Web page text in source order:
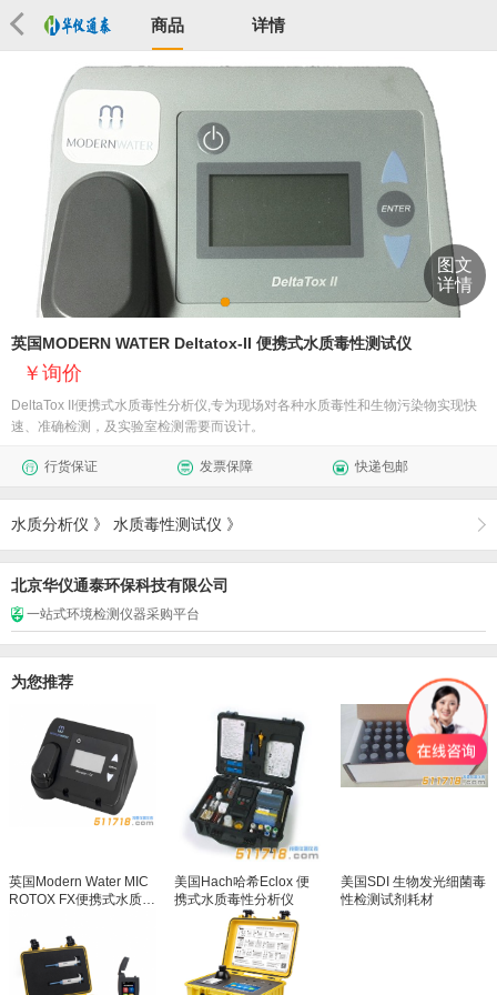
商品 详情
图文
详情
英国MODERN WATER Deltatox-II 便携式水质毒性测试仪
询价
DeltaTox II便携式水质毒性分析仪,专为现场对各种水质毒性和生物污染物实现快
速、准确检测，及实验室检测需要而设计。
行货保证 发票保障 快递包邮
水质分析仪 》 水质毒性测试仪 》
北京华仪通泰环保科技有限公司
一站式环境检测仪器采购平台
为您推荐
英国Modern Water MIC
ROTOX FX便携式水质毒
美国Hach哈希Eclox 便
携式水质毒性分析仪
美国SDI 生物发光细菌毒
性检测试剂耗材